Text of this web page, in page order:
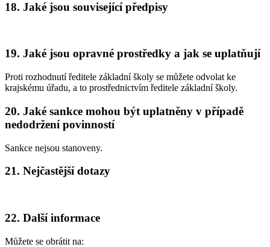
18. Jaké jsou související předpisy
19. Jaké jsou opravné prostředky a jak se uplatňují
Proti rozhodnutí ředitele základní školy se můžete odvolat ke
krajskému úřadu, a to prostřednictvím ředitele základní školy.
20. Jaké sankce mohou být uplatněny v případě
nedodržení povinností
Sankce nejsou stanoveny.
21. Nejčastější dotazy
22. Další informace
Můžete se obrátit na: